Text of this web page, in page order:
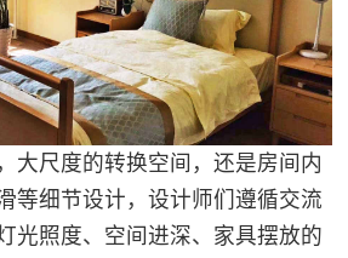
大尺度的转换空间，还是房间内
等细节设计，设计师们遵循交流
光照度、空间进深、家具摆放的